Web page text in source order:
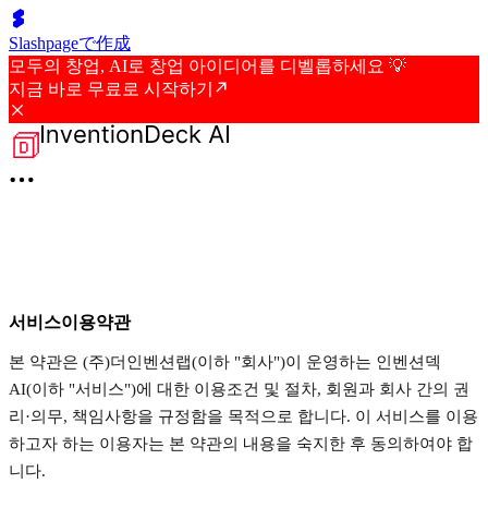
Slashpageで作成
모두의 창업, AI로 창업 아이디어를 디벨롭하세요 💡
지금 바로 무료로 시작하기
서비스이용약관
본 약관은 (주)더인벤션랩(이하 "회사")이 운영하는 인벤션덱
AI(이하 "서비스")에 대한 이용조건 및 절차, 회원과 회사 간의 권
리·의무, 책임사항을 규정함을 목적으로 합니다. 이 서비스를 이용
하고자 하는 이용자는 본 약관의 내용을 숙지한 후 동의하여야 합
니다.